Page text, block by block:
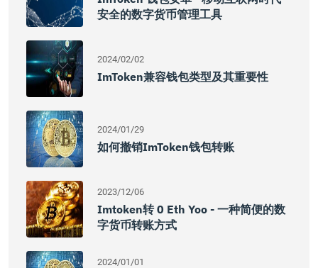
安全的数字货币管理工具
2024/02/02
ImToken兼容钱包类型及其重要性
2024/01/29
如何撤销imToken钱包转账
2023/12/06
Imtoken转 0 Eth Yoo - 一种简便的数
字货币转账方式
2024/01/01